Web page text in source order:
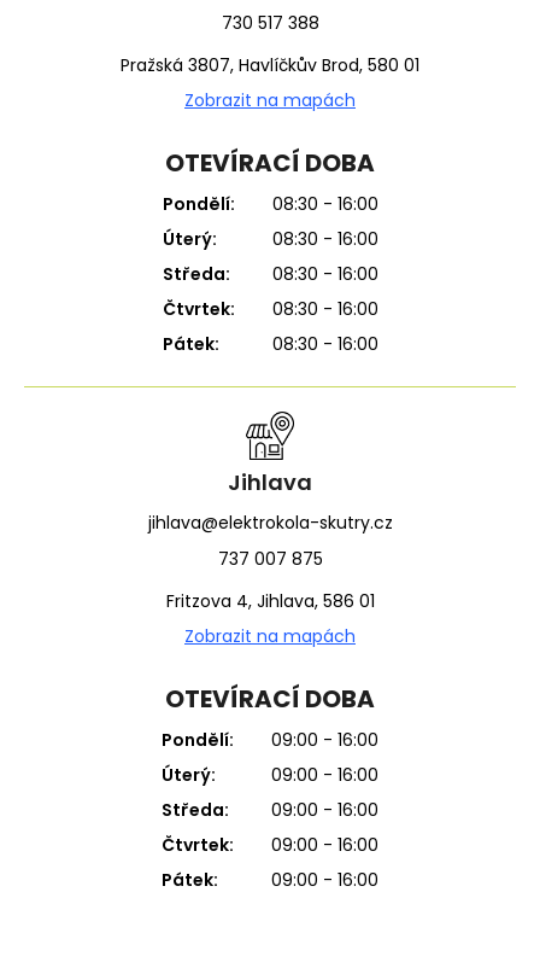
730 517 388
Pražská 3807, Havlíčkův Brod, 580 01
Zobrazit na mapách
OTEVÍRACÍ DOBA
Pondělí:
08:30 - 16:00
Úterý:
08:30 - 16:00
Středa:
08:30 - 16:00
Čtvrtek:
08:30 - 16:00
Pátek:
08:30 - 16:00
Jihlava
jihlava@elektrokola-skutry.cz
737 007 875
Fritzova 4, Jihlava, 586 01
Zobrazit na mapách
OTEVÍRACÍ DOBA
Pondělí:
09:00 - 16:00
Úterý:
09:00 - 16:00
Středa:
09:00 - 16:00
Čtvrtek:
09:00 - 16:00
Pátek:
09:00 - 16:00